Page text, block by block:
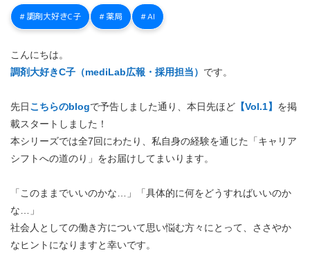
調剤大好きC子 薬局 AI
こんにちは。
調剤大好きC子（mediLab広報・採用担当） です。
先日こちらのblogで予告しました通り、本日先ほど 【Vol.1】 を掲
載スタートしました！
本シリーズでは全7回にわたり、私自身の経験を通じた「キャリア
シフトへの道のり」をお届けしてまいります。
「このままでいいのかな…」「具体的に何をどうすればいいのか
な…」
社会人としての働き方について思い悩む方々にとって、ささやか
なヒントになりますと幸いです。